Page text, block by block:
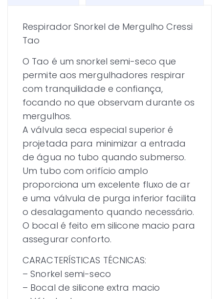
Respirador Snorkel de Mergulho Cressi
Tao
O Tao é um snorkel semi-seco que
permite aos mergulhadores respirar
com tranquilidade e confiança,
focando no que observam durante os
mergulhos.
A válvula seca especial superior é
projetada para minimizar a entrada
de água no tubo quando submerso.
Um tubo com orifício amplo
proporciona um excelente fluxo de ar
e uma válvula de purga inferior facilita
o desalagamento quando necessário.
O bocal é feito em silicone macio para
assegurar conforto.
CARACTERÍSTICAS TÉCNICAS:
– Snorkel semi-seco
– Bocal de silicone extra macio